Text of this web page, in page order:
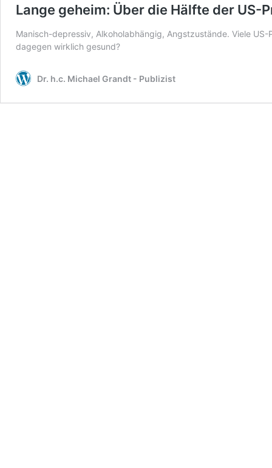
Lange geheim: Über die Hälfte der
Manisch-depressiv, Alkoholabhängig, Angstzustände. Viele
dagegen wirklich gesund?
Dr. h.c. Michael Grandt - Publizist